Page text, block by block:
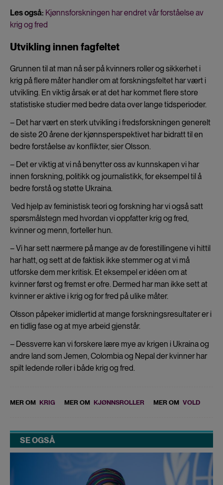
Les også: Kjønnsforskningen har endret vår forståelse av
krig og fred
Utvikling innen fagfeltet
Grunnen til at man nå ser på kvinners roller og sikkerhet i
krig på flere måter handler om at forskningsfeltet har vært i
utvikling. En viktig årsak er at det har kommet flere store
statistiske studier med bedre data over lange tidsperioder.
– Det har vært en sterk utvikling i fredsforskningen generelt
de siste 20 årene der kjønnsperspektivet har bidratt til en
bedre forståelse av konflikter, sier Olsson.
– Det er viktig at vi nå benytter oss av kunnskapen vi har
innen forskning, politikk og journalistikk, for eksempel til å
bedre forstå og støtte Ukraina.
Ved hjelp av feministisk teori og forskning har vi også satt
spørsmålstegn med hvordan vi oppfatter krig og fred,
kvinner og menn, forteller hun.
– Vi har sett nærmere på mange av de forestillingene vi hittil
har hatt, og sett at de faktisk ikke stemmer og at vi må
utforske dem mer kritisk. Et eksempel er idéen om at
kvinner først og fremst er ofre. Dermed har man ikke sett at
kvinner er aktive i krig og for fred på ulike måter.
Olsson påpeker imidlertid at mange forskningsresultater er i
en tidlig fase og at mye arbeid gjenstår.
– Dessverre kan vi forskere lære mye av krigen i Ukraina og
andre land som Jemen, Colombia og Nepal der kvinner har
spilt ledende roller i både krig og fred.
MER OM KRIG MER OM KJØNNSROLLER MER OM VOLD
SE OGSÅ